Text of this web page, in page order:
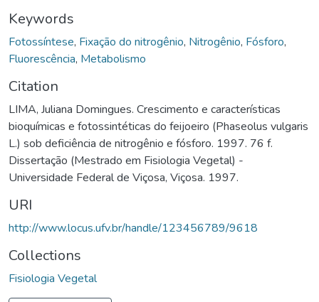
Keywords
Fotossíntese, Fixação do nitrogênio, Nitrogênio, Fósforo,
Fluorescência, Metabolismo
Citation
LIMA, Juliana Domingues. Crescimento e características
bioquímicas e fotossintéticas do feijoeiro (Phaseolus vulgaris
L.) sob deficiência de nitrogênio e fósforo. 1997. 76 f.
Dissertação (Mestrado em Fisiologia Vegetal) -
Universidade Federal de Viçosa, Viçosa. 1997.
URI
http://www.locus.ufv.br/handle/123456789/9618
Collections
Fisiologia Vegetal